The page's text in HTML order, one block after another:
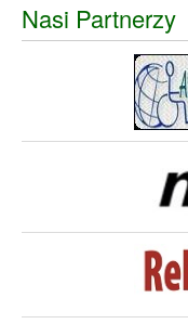
Nasi Partnerzy